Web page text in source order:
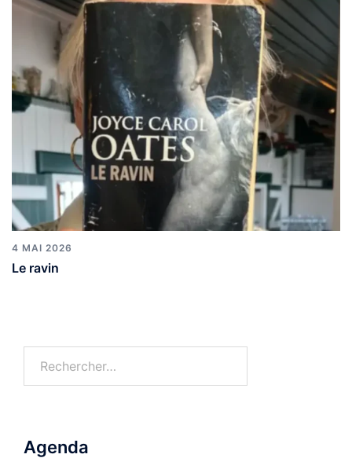
4 MAI 2026
Le ravin
Agenda